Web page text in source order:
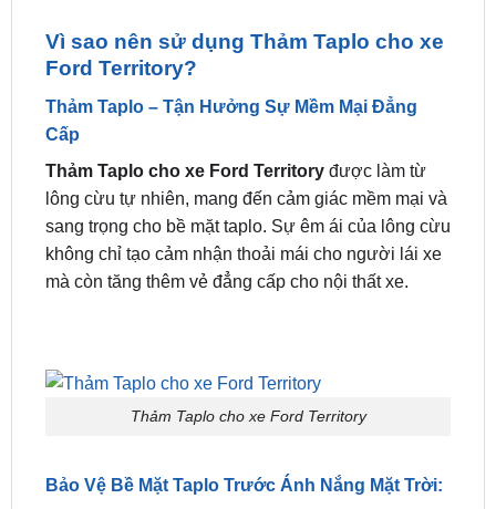
Thảm Taplo – Tận Hưởng Sự Mềm Mại Đẳng
Cấp
Thảm Taplo cho xe Ford Territoryđược làm từ
lông cừu tự nhiên, mang đến cảm giác mềm mại và
sang trọng cho bề mặt taplo. Sự êm ái của lông cừu
không chỉ tạo cảm nhận thoải mái cho người lái xe
mà còn tăng thêm vẻ đẳng cấp cho nội thất xe.
Bảo Vệ Bề Mặt Taplo Trước Ánh Nắng Mặt Trời:
của ánh nắng mặt trời, giúp bảo vệ taplo khỏi tình